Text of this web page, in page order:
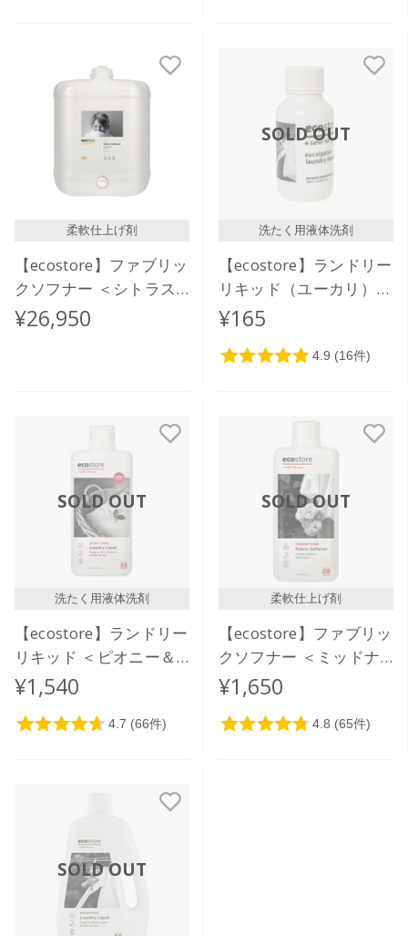
柔軟仕上げ剤
【ecostore】ファブリッ
クソフナー ＜シトラス
＞バルク 20L
¥26,950
SOLD OUT
洗たく用液体洗剤
【ecostore】ランドリー
リキッド（ユーカリ）ミ
ニ 35mL
¥165
SOLD OUT
洗たく用液体洗剤
【ecostore】ランドリー
リキッド ＜ピオニー＆
ローズ＞ 1L
¥1,540
SOLD OUT
柔軟仕上げ剤
【ecostore】ファブリッ
クソフナー ＜ミッドナ
イトローズ＞ 1L
¥1,650
SOLD OUT